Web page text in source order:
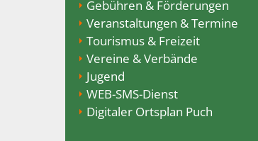
Gebühren & Förderungen
Veranstaltungen & Termine
Tourismus & Freizeit
Vereine & Verbände
Jugend
WEB-SMS-Dienst
Digitaler Ortsplan Puch